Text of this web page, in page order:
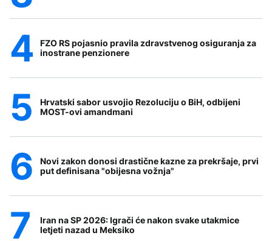
FZO RS pojasnio pravila zdravstvenog osiguranja za
inostrane penzionere
Hrvatski sabor usvojio Rezoluciju o BiH, odbijeni
MOST-ovi amandmani
Novi zakon donosi drastične kazne za prekršaje, prvi
put definisana "obijesna vožnja"
Iran na SP 2026: Igrači će nakon svake utakmice
letjeti nazad u Meksiko